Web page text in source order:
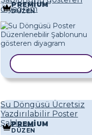
diyagram
PREMIUM
DÜZEN
Su Döngüsü Ücretsiz
Yazdırılabilir Poster
Şablonu
PREMIUM
DÜZEN